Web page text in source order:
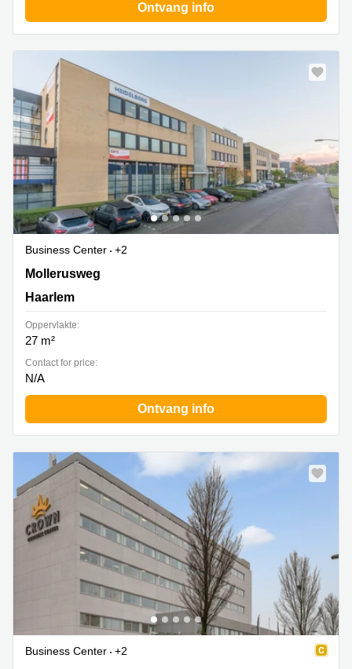
Ontvang info
Business Center
+2
Mollerusweg 84, Haarlem
Mollerusweg
Haarlem
Oppervlakte:
27 m²
Contact for price:
N/A
Ontvang info
Business Center
+2